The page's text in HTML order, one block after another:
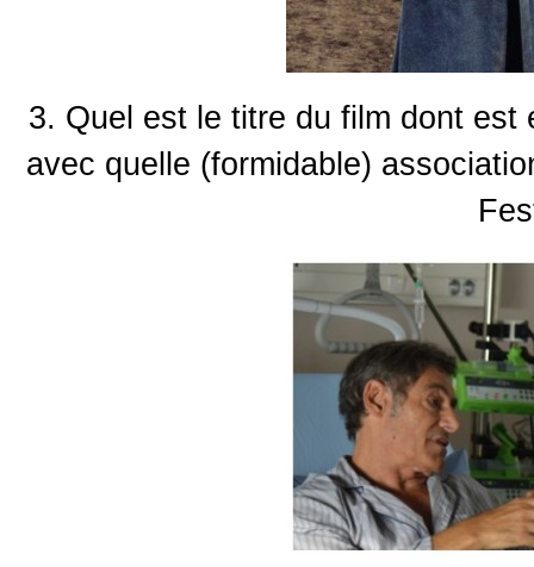
3. Quel est le titre du film dont est
avec quelle (formidable)